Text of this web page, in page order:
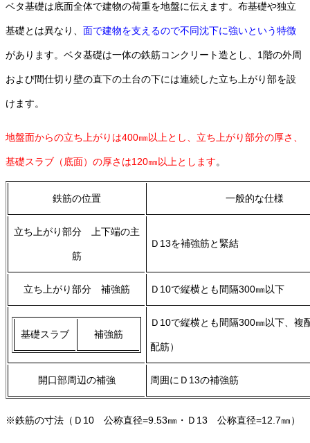
ベタ基礎は底面全体で建物の荷重を地盤に伝えます。布基礎や独立
基礎とは異なり、 面で建物を支えるので不同沈下に強いという特徴
があります。ベタ基礎は一体の鉄筋コンクリート造とし、1階の外周
および間仕切り壁の直下の土台の下には連続した立ち上がり部を設
けます。
地盤面からの立ち上がりは400㎜以上とし、立ち上がり部分の厚さ、
基礎スラブ（底面）の厚さは120㎜以上とします。
鉄筋の位置 一般的な仕様
立ち上がり部分 上下端の主
筋
Ｄ13を補強筋と緊結
立ち上がり部分 補強筋 Ｄ10で縦横とも間隔300㎜以下
基礎スラブ 補強筋
Ｄ10で縦横とも間隔300㎜以下、複
配筋）
開口部周辺の補強 周囲にＤ13の補強筋
※鉄筋の寸法（Ｄ10 公称直径=9.53㎜・Ｄ13 公称直径=12.7㎜）